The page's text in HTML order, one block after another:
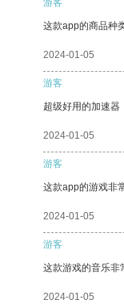
游客
这款app的商品种
2024-01-05
游客
超级好用的加速器
2024-01-05
游客
这款app的游戏非
2024-01-05
游客
这款游戏的音乐非
2024-01-05